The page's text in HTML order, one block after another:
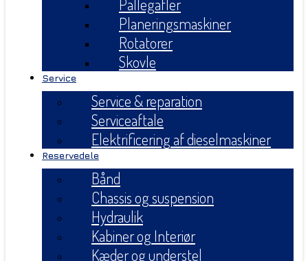
Pallegafler
Planeringsmaskiner
Rotatorer
Skovle
Service
Service & reparation
Serviceaftale
Elektrificering af dieselmaskiner
Reservedele
Bånd
Chassis og suspension
Hydraulik
Kabiner og Interiør
Kæder og understel